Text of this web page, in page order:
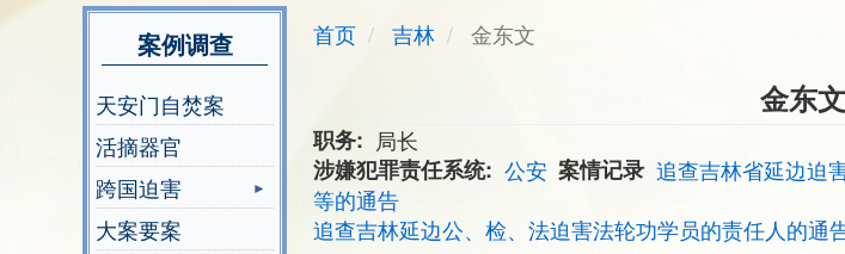
案例调查
天安门自焚案
活摘器官
跨国迫害
大案要案
首页 吉林 金东文
金东文
职务
局长
涉嫌犯罪责任系统
公安 案情记录 追查吉林省延边迫
等的通告
追查吉林延边公、检、法迫害法轮功学员的责任人的通